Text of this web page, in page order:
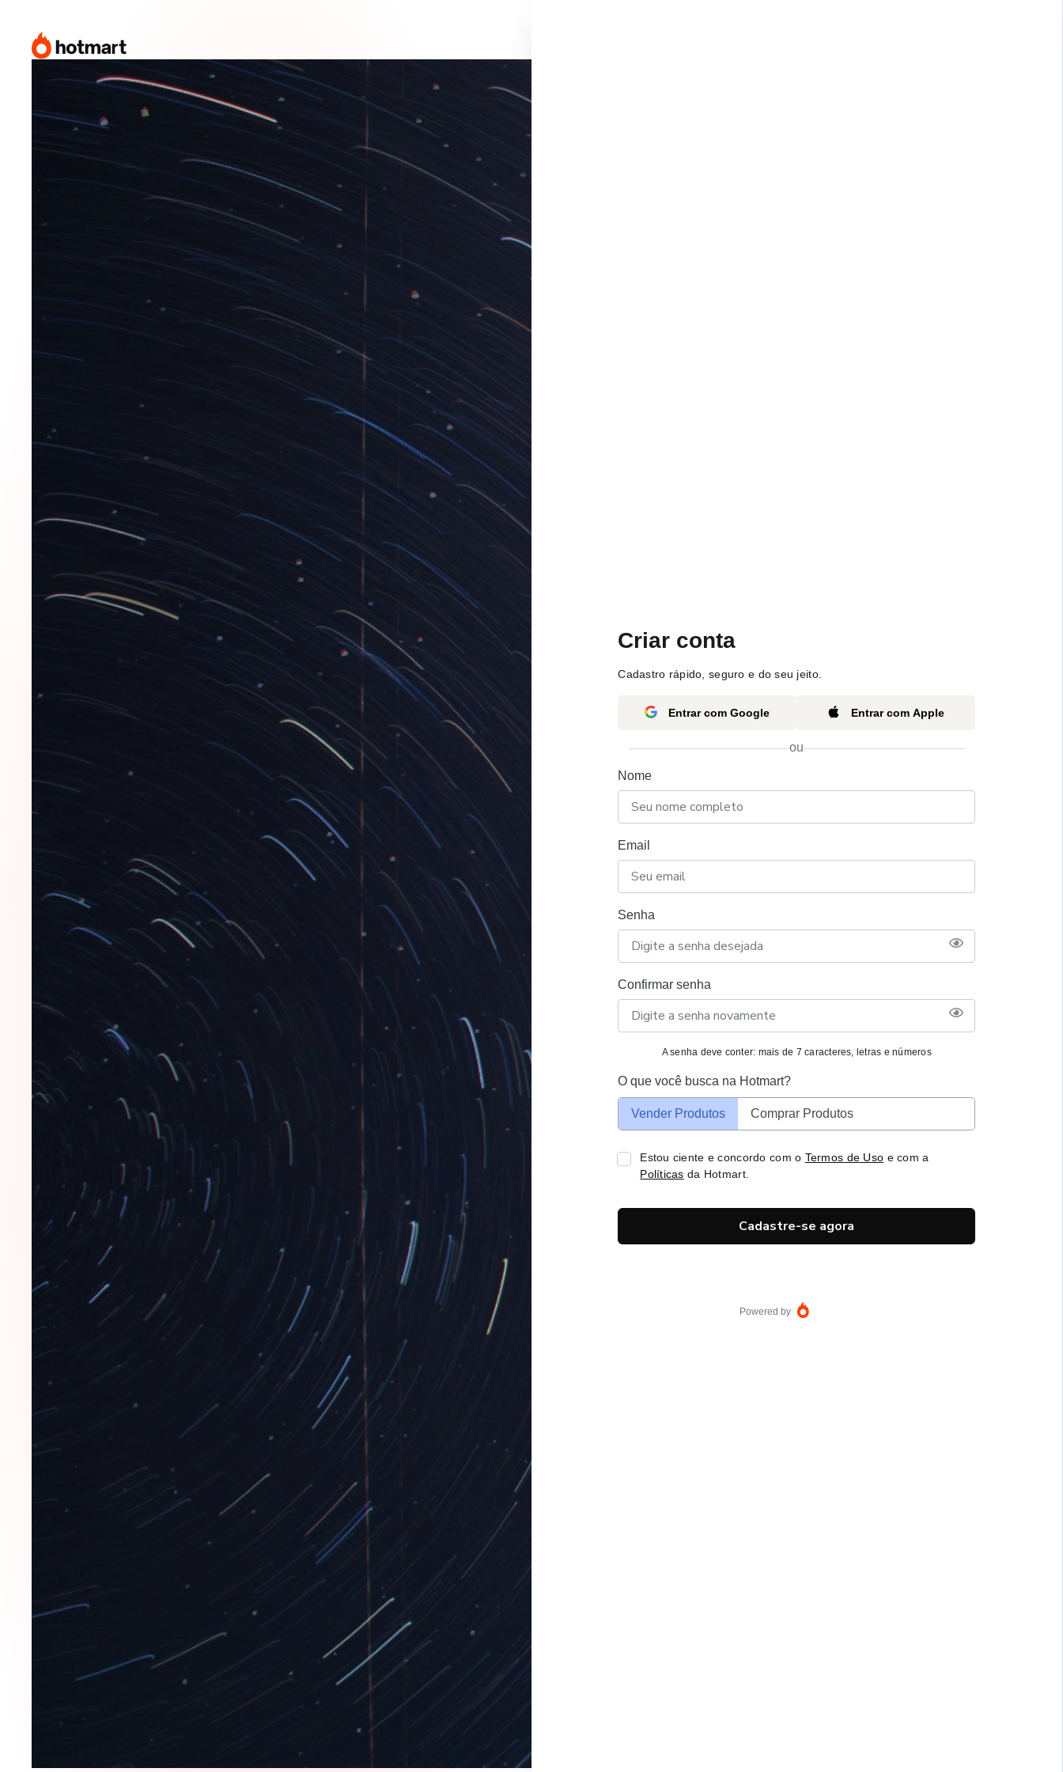
Criar conta
Cadastro rápido, seguro e do seu jeito.
Entrar com Google Entrar com Apple
ou
Nome
Email
Senha
Confirmar senha
A senha deve conter: mais de 7 caracteres, letras e números
O que você busca na Hotmart?
Vender Produtos Comprar Produtos
Estou ciente e concordo com o Termos de Uso e com a
Políticas da Hotmart.
Cadastre-se agora
Powered by